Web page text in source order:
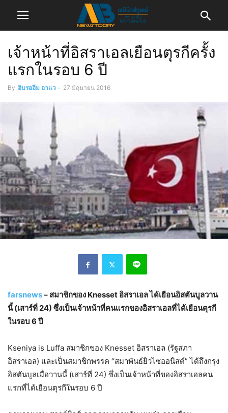
เจ้าหน้าที่อิสราเอลเยือนตุรกีครั้ง
แรกในรอบ 6 ปี
By อิบรอฮีม อาแว - 27 มิถุนายน 2016
farsnews– สมาชิกของ Knesset อิสราเอล ได้เยือนอิสตันบูลวาน
นี้ (เสาร์ที่ 24) ซึ่งเป็นเจ้าหน้าที่คนแรกของอิสราเอลที่ได้เยือนตุรกี
ในรอบ 6 ปี
Kseniya is Luffa สมาชิกของ Knesset อิสราเอล (รัฐสภา
อิสราเอล) และเป็นสมาชิกพรรค “สมาพันธ์ยิวไซออนิสต์” ได้ถึงกรุง
อิสตันบูลเมื่อวานนี้ (เสาร์ที่ 24) ซึ่งเป็นเจ้าหน้าที่ของอิสราเอลคน
แรกที่ได้เยือนตุรกีในรอบ 6 ปี